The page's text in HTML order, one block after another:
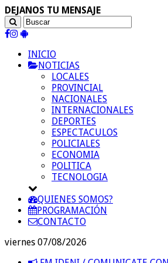
DEJANOS TU MENSAJE
INICIO
NOTICIAS
LOCALES
PROVINCIAL
NACIONALES
INTERNACIONALES
DEPORTES
ESPECTACULOS
POLICIALES
ECONOMIA
POLITICA
TECNOLOGIA
QUIENES SOMOS?
PROGRAMACIÓN
CONTACTO
viernes 07/08/2026